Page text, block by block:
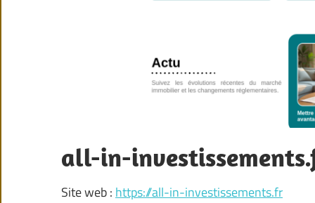
all-in-
Site web : https://all-in-investissements.fr